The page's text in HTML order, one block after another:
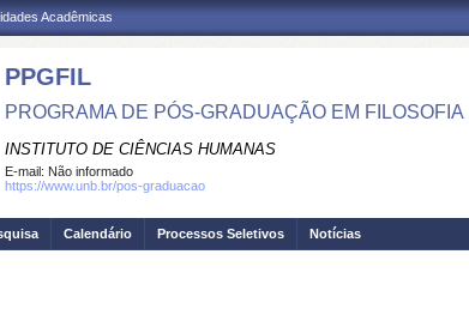
Acadêmicas
PPGFIL
PROGRAMA DE PÓS-GRADUAÇÃO EM FILOSOFIA
INSTITUTO DE CIÊNCIAS HUMANAS
E-mail: Não informado
https://www.unb.br/pos-graduacao
Calendário Processos Seletivos Notícias